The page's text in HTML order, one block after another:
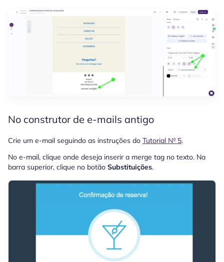
No construtor de e-mails antigo
Crie um e-mail seguindo as instruções do Tutorial № 5.
No e-mail, clique onde deseja inserir a merge tag no texto. Na
barra superior, clique no botão Substituições.